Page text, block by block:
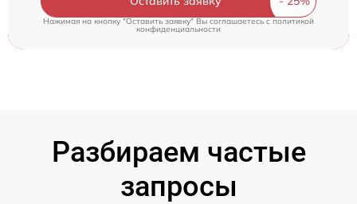
Нажимая на кнопку "Оставить заявку" Вы соглашаетесь cполитикой
конфиденциальности
Разбираем частые
запросы